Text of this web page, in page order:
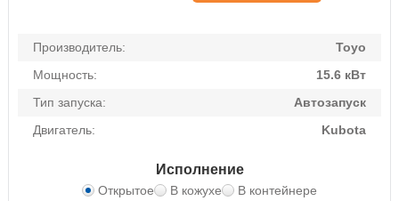
Производитель:
Toyo
Мощность:
15.6 кВт
Тип запуска:
Автозапуск
Двигатель:
Kubota
Исполнение
Открытое В кожухе В контейнере